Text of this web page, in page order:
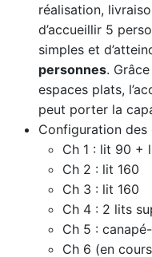
réalisation,
d’accueillir 5
simples et
personnes.
espaces plats,
peut porter la
Configuration des
Ch 1 : lit 90 +
Ch 2 : lit 160
Ch 3 : lit 160
Ch 4 : 2 lits
Ch 5 :
Ch 6 (en